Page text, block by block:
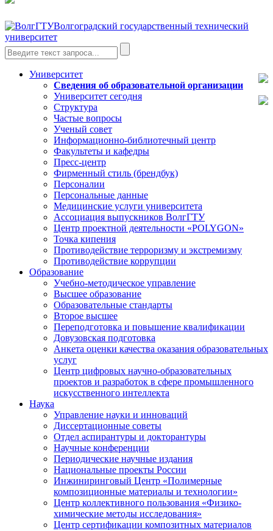
Волгоградский государственный технический
университет
Университет
Сведения об образовательной организации
Университет сегодня
Структура
Частые вопросы
Ученый совет
Информационно-библиотечный центр
Факультеты и кафедры
Пресс-центр
Фирменный стиль (брендбук)
Персоналии
Персональные данные
Медицинские услуги университета
Ассоциация выпускников ВолгГТУ
Центр проектной деятельности «POLYGON»
Точка кипения
Противодействие терроризму и экстремизму
Противодействие коррупции
Образование
Учебно-методическое управление
Высшее образование
Образовательные стандарты
Второе высшее
Переподготовка и повышение квалификации
Довузовская подготовка
Анкета оценки качества оказания образовательных
услуг
Центр цифровых научно-образовательных
проектов и разработок в сфере промышленного
искусственного интеллекта
Наука
Управление науки и инноваций
Диссертационные советы
Отдел аспирантуры и докторантуры
Научные конференции
Периодические научные издания
Национальные проекты России
Инжиниринговый Центр «Полимерные
композиционные материалы и технологии»
Центр коллективного пользования «Физико-
химические методы исследования»
Центр сертификации композитных материалов